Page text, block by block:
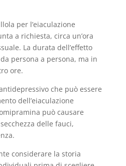
per l’eiaculazione
a richiesta, circa un’ora
La durata dell’effetto
persona a persona, ma in
ore.
che può essere
dell’eiaculazione
può causare
delle fauci,
considerare la storia